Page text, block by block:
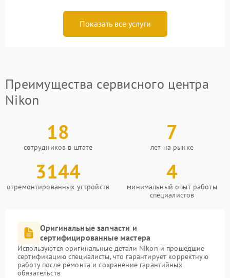
Показать все услуги
Преимущества сервисного центра
Nikon
18
сотрудников в штате
7
лет на рынке
3144
отремонтированных устройств
4
минимальный опыт работы
специалистов
Оригинальные запчасти и
сертифицированные мастера
Используются оригинальные детали Nikon и прошедшие
сертификацию специалисты, что гарантирует корректную
работу после ремонта и сохранение гарантийных
обязательств